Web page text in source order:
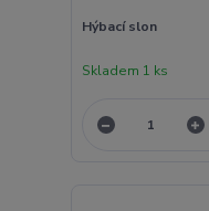
Hýbací slon
Skladem 1 ks